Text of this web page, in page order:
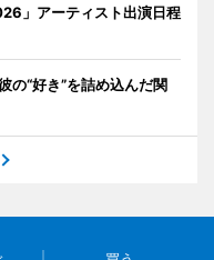
アーティスト出演日程
“好き”を詰め込んだ関